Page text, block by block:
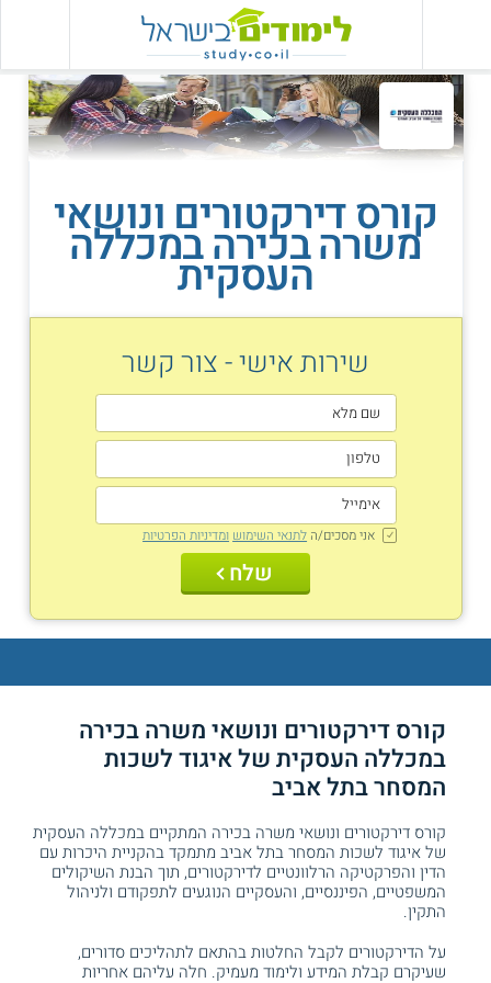
קורס דירקטורים ונושאי
משרה בכירה במכללה
העסקית
שירות אישי - צור קשר
אני מסכים/ה לתנאי השימוש ומדיניות הפרטיות
שלח
קורס דירקטורים ונושאי משרה בכירה
במכללה העסקית של איגוד לשכות
המסחר בתל אביב
קורס דירקטורים ונושאי משרה בכירה המתקיים במכללה העסקית
של איגוד לשכות המסחר בתל אביב מתמקד בהקניית היכרות עם
הדין והפרקטיקה הרלוונטיים לדירקטורים, תוך הבנת השיקולים
המשפטיים, הפיננסיים, והעסקיים הנוגעים לתפקודם ולניהול
התקין.
על הדירקטורים לקבל החלטות בהתאם לתהליכים סדורים,
שעיקרם קבלת המידע ולימוד מעמיק. חלה עליהם אחריות